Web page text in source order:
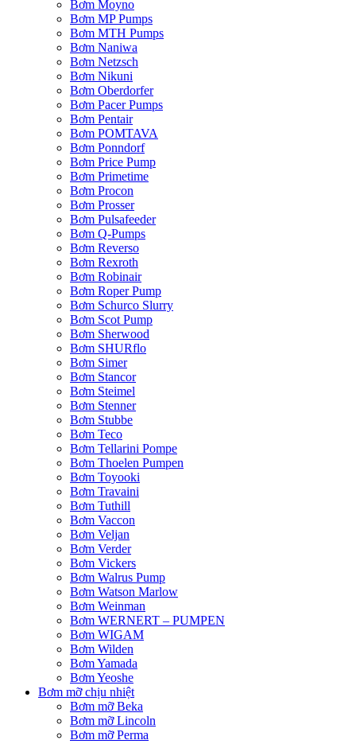
Bơm Moyno
Bơm MP Pumps
Bơm MTH Pumps
Bơm Naniwa
Bơm Netzsch
Bơm Nikuni
Bơm Oberdorfer
Bơm Pacer Pumps
Bơm Pentair
Bơm POMTAVA
Bơm Ponndorf
Bơm Price Pump
Bơm Primetime
Bơm Procon
Bơm Prosser
Bơm Pulsafeeder
Bơm Q-Pumps
Bơm Reverso
Bơm Rexroth
Bơm Robinair
Bơm Roper Pump
Bơm Schurco Slurry
Bơm Scot Pump
Bơm Sherwood
Bơm SHURflo
Bơm Simer
Bơm Stancor
Bơm Steimel
Bơm Stenner
Bơm Stubbe
Bơm Teco
Bơm Tellarini Pompe
Bơm Thoelen Pumpen
Bơm Toyooki
Bơm Travaini
Bơm Tuthill
Bơm Vaccon
Bơm Veljan
Bơm Verder
Bơm Vickers
Bơm Walrus Pump
Bơm Watson Marlow
Bơm Weinman
Bơm WERNERT – PUMPEN
Bơm WIGAM
Bơm Wilden
Bơm Yamada
Bơm Yeoshe
Bơm mỡ chịu nhiệt
Bơm mỡ Beka
Bơm mỡ Lincoln
Bơm mỡ Perma